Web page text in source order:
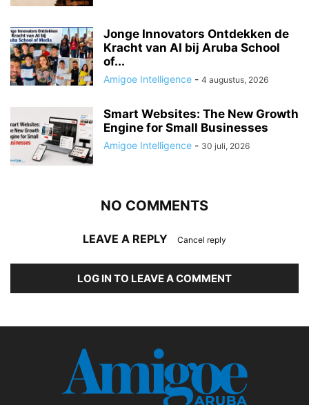
Jonge Innovators Ontdekken de
Kracht van AI bij Aruba School
of...
Amigoe Intelligence - 4 augustus, 2026
Smart Websites: The New Growth
Engine for Small Businesses
Amigoe Intelligence - 30 juli, 2026
NO COMMENTS
LEAVE A REPLY Cancel reply
LOG IN TO LEAVE A COMMENT